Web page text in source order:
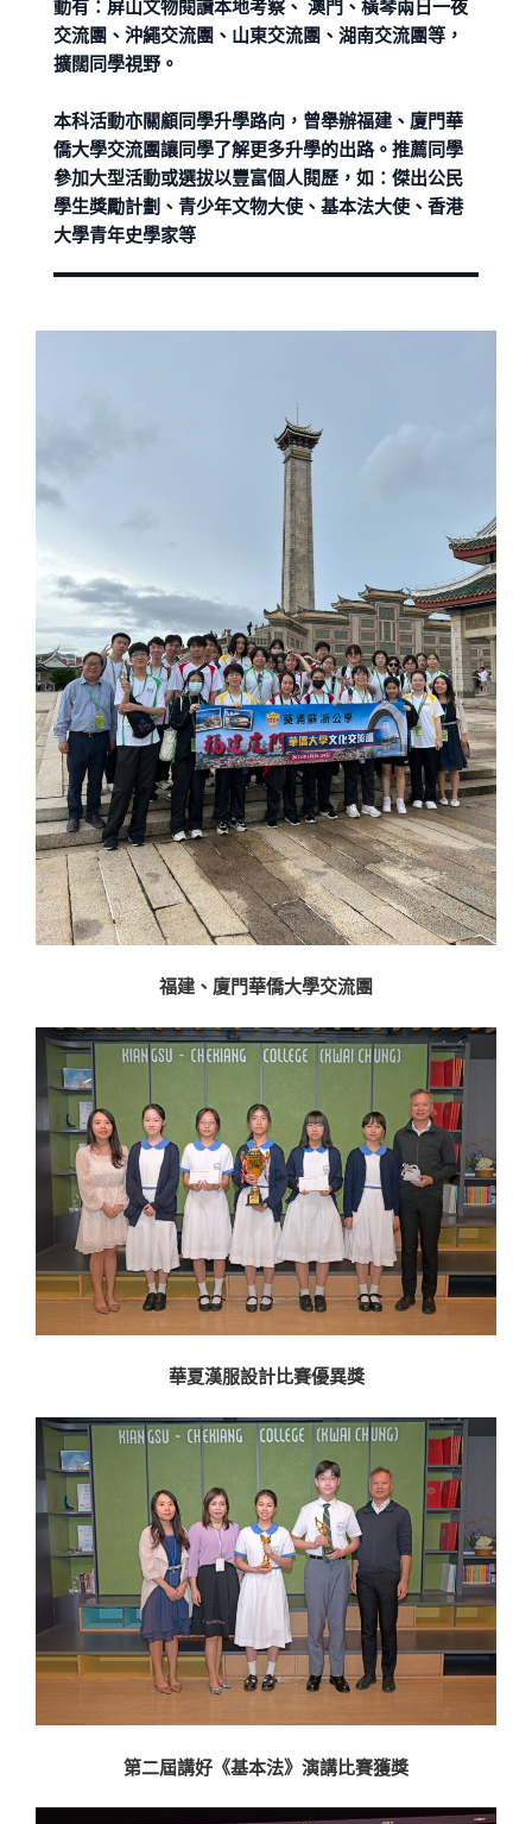
動有：屏山文物閱讀本地考察、 澳門、橫琴兩日一夜
交流團、沖繩交流團、山東交流團、湖南交流團等，
擴闊同學視野。
本科活動亦關顧同學升學路向，曾舉辦福建、廈門華
僑大學交流團讓同學了解更多升學的出路。推薦同學
參加大型活動或選拔以豐富個人閱歷，如：傑出公民
學生獎勵計劃、青少年文物大使、基本法大使、香港
大學青年史學家等
福建、廈門華僑大學交流團
華夏漢服設計比賽優異獎
第二屆講好《基本法》演講比賽獲獎